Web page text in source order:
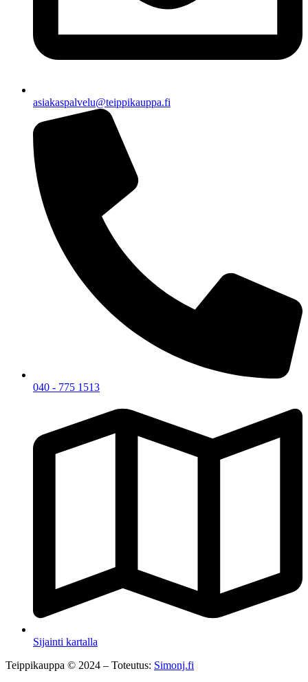
asiakaspalvelu@teippikauppa.fi
040 - 775 1513
Sijainti kartalla
Teippikauppa © 2024 – Toteutus: Simonj.fi